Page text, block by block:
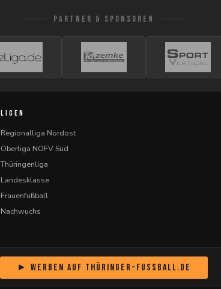
PARTNER & SPONSOREN
LIGEN
Regionalliga Nordost
Oberliga NOFV Süd
Thüringenliga
Landesklasse
Frauenfußball
Nachwuchs
► Werben auf Thüringer-Fussball.de